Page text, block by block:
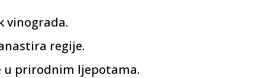
vinograda.
regije.
u prirodnim ljepotama.